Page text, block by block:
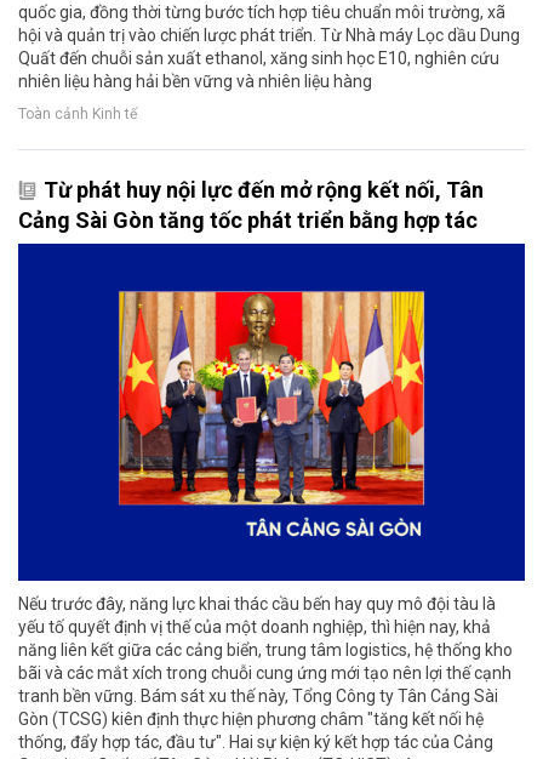
quốc gia, đồng thời từng bước tích hợp tiêu chuẩn môi trường, xã
hội và quản trị vào chiến lược phát triển. Từ Nhà máy Lọc dầu Dung
Quất đến chuỗi sản xuất ethanol, xăng sinh học E10, nghiên cứu
nhiên liệu hàng hải bền vững và nhiên liệu hàng
Toàn cảnh Kinh tế
Từ phát huy nội lực đến mở rộng kết nối, Tân
Cảng Sài Gòn tăng tốc phát triển bằng hợp tác
Nếu trước đây, năng lực khai thác cầu bến hay quy mô đội tàu là
yếu tố quyết định vị thế của một doanh nghiệp, thì hiện nay, khả
năng liên kết giữa các cảng biển, trung tâm logistics, hệ thống kho
bãi và các mắt xích trong chuỗi cung ứng mới tạo nên lợi thế cạnh
tranh bền vững. Bám sát xu thế này, Tổng Công ty Tân Cảng Sài
Gòn (TCSG) kiên định thực hiện phương châm "tăng kết nối hệ
thống, đẩy hợp tác, đầu tư". Hai sự kiện ký kết hợp tác của Cảng